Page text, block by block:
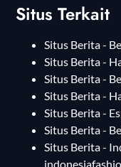
Situs Terkait
Situs Berita -
Situs Berita -
Situs Berita -
Situs Berita -
Situs Berita -
Situs Berita -
Situs Berita -